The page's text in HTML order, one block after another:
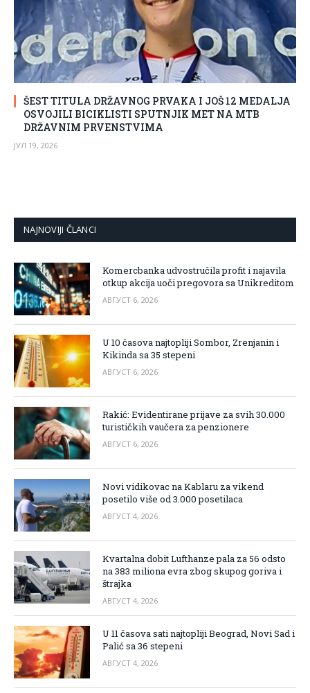
ŠEST TITULA DRŽAVNOG PRVAKA I JOŠ 12 MEDALJA
OSVOJILI BICIKLISTI SPUTNJIK MET NA MTB
DRŽAVNIM PRVENSTVIMA
ЈУЛ 19, 2026
NAJNOVIJI ČLANCI
Komercbanka udvostručila profit i najavila
otkup akcija uoči pregovora sa Unikreditom
АВГУСТ 6, 2026
U 10 časova najtopliji Sombor, Zrenjanin i
Kikinda sa 35 stepeni
АВГУСТ 6, 2026
Rakić: Evidentirane prijave za svih 30.000
turističkih vaučera za penzionere
АВГУСТ 6, 2026
Novi vidikovac na Kablaru za vikend
posetilo više od 3.000 posetilaca
АВГУСТ 4, 2026
Kvartalna dobit Lufthanze pala za 56 odsto
na 383 miliona evra zbog skupog goriva i
štrajka
АВГУСТ 4, 2026
U 11 časova sati najtopliji Beograd, Novi Sad i
Palić sa 36 stepeni
АВГУСТ 4, 2026